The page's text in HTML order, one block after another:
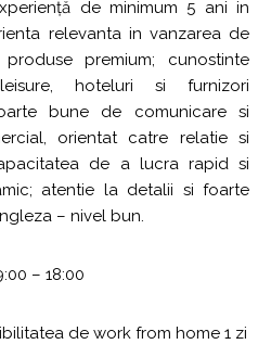
de minimum 5 ani in
relevanta in vanzarea de
premium; cunostinte
hoteluri si furnizori
bune de comunicare si
orientat catre relatie si
de a lucra rapid si
atentie la detalii si foarte
– nivel bun.
– 18:00
de work from home 1 zi